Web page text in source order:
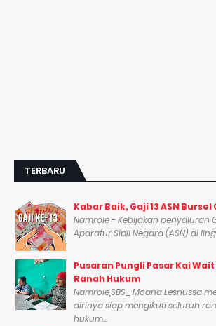
TERBARU
Kabar Baik, Gaji 13 ASN Bursel
Namrole - Kebijakan penyaluran
Aparatur Sipil Negara (ASN) di
Pusaran Pungli Pasar Kai
Ranah Hukum
Namrole,SBS_ Moana Lesnussa
dirinya siap mengikuti seluruh
hukum...